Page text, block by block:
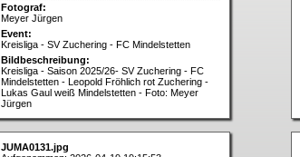
Fotograf:
Meyer Jürgen
Event:
Kreisliga - SV Zuchering - FC Mindelstetten
Bildbeschreibung:
Kreisliga - Saison 2025/26- SV Zuchering - FC
Mindelstetten - Leopold Fröhlich rot Zuchering -
Lukas Gaul weiß Mindelstetten - Foto: Meyer
Jürgen
JUMA0131.jpg